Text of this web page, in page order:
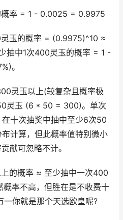
率 = 1 - 0.0025 = 0.9975
玉的概率 = (0.9975)^10 ≈
抽中1次400灵玉的概率 = 1 -
。
灵玉以上(较复杂且概率极
灵玉 (6 * 50 = 300)。单次
十次抽奖中抽中至少6次50
计算，但此概率值特别微小
献可忽略不计。
概率 ≈ 至少抽中一次400
率不高，但胜在是不收费十
一你就是那个天选欧皇呢?